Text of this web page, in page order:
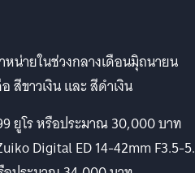
หน่ายในช่วงกลางเดือนมิุถนายน
สีขาวเงิน และ สีดำเงิน
ยูโร หรือประมาณ 30,000 บาท
Digital ED 14-42mm F3.5-